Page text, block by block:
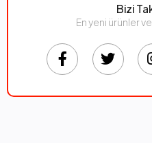
Bizi
En yeni ürünler